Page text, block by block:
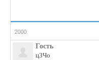
2000
Гость
цЗЧо